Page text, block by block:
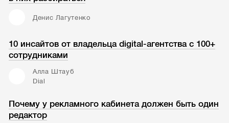
Денис Лагутенко
10 инсайтов от владельца digital-агентства с 100+
сотрудниками
Алла Штауб
Dial
Почему у рекламного кабинета должен быть один
редактор